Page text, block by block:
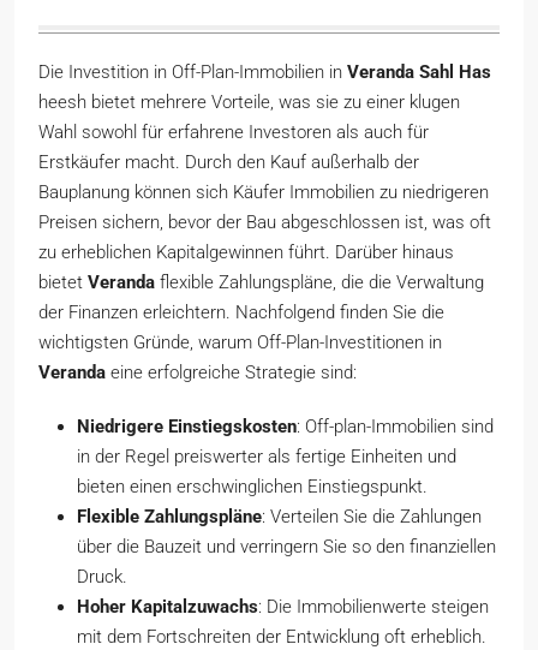
Die Investition in Off-Plan-Immobilien in Veranda Sahl Has
heesh bietet mehrere Vorteile, was sie zu einer klugen
Wahl sowohl für erfahrene Investoren als auch für
Erstkäufer macht. Durch den Kauf außerhalb der
Bauplanung können sich Käufer Immobilien zu niedrigeren
Preisen sichern, bevor der Bau abgeschlossen ist, was oft
zu erheblichen Kapitalgewinnen führt. Darüber hinaus
bietet Veranda flexible Zahlungspläne, die die Verwaltung
der Finanzen erleichtern. Nachfolgend finden Sie die
wichtigsten Gründe, warum Off-Plan-Investitionen in
Veranda eine erfolgreiche Strategie sind:
Niedrigere Einstiegskosten: Off-plan-Immobilien sind
in der Regel preiswerter als fertige Einheiten und
bieten einen erschwinglichen Einstiegspunkt.
Flexible Zahlungspläne: Verteilen Sie die Zahlungen
über die Bauzeit und verringern Sie so den finanziellen
Druck.
Hoher Kapitalzuwachs: Die Immobilienwerte steigen
mit dem Fortschreiten der Entwicklung oft erheblich.